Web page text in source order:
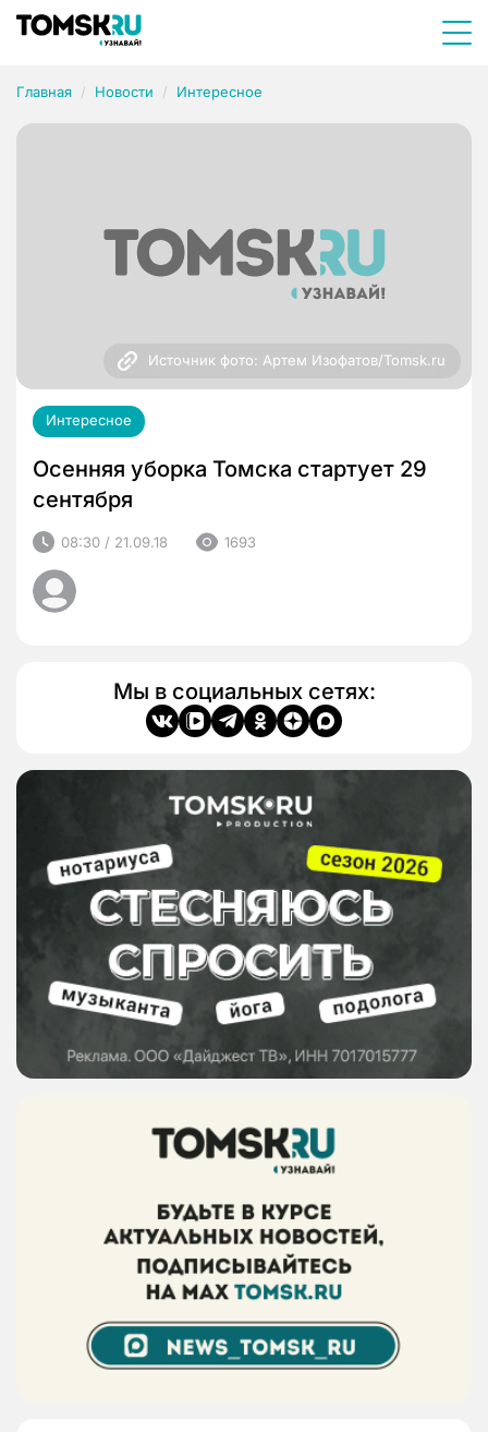
Главная Новости Интересное
Источник фото: Артем Изофатов/Tomsk.ru
Интересное
Осенняя уборка Томска стартует 29
сентября
08:30 / 21.09.18 1693
Мы в социальных сетях: